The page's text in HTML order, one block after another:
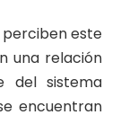
perciben este
una relación
del sistema
encuentran